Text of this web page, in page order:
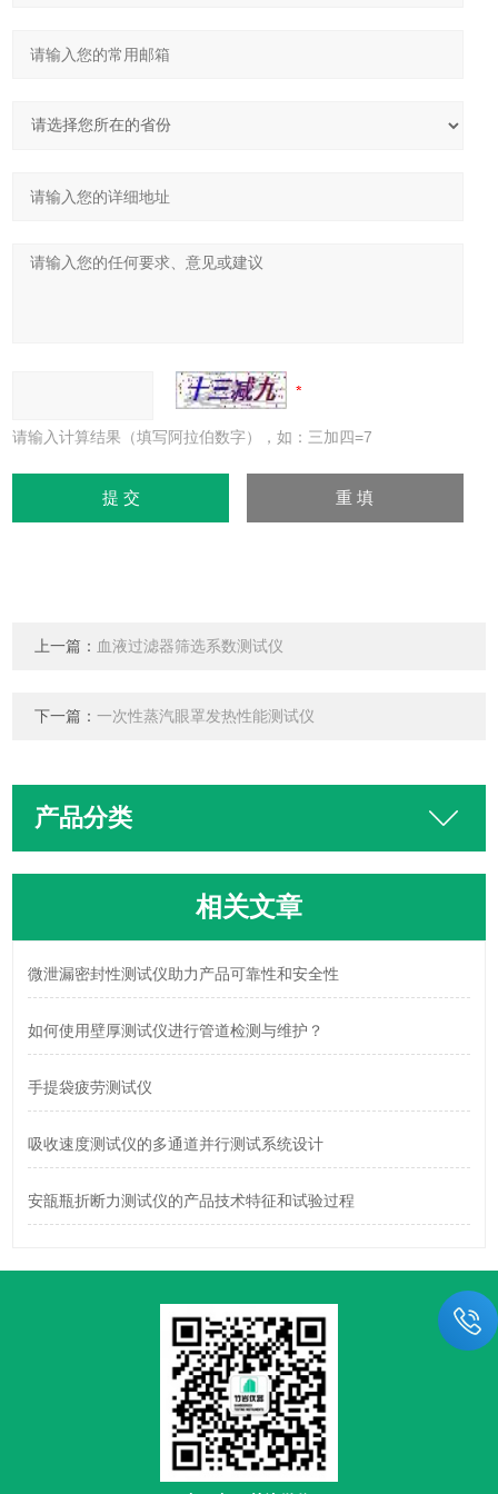
请输入计算结果（填写阿拉伯数字），如：三加四=7
上一篇： 血液过滤器筛选系数测试仪
下一篇：一次性蒸汽眼罩发热性能测试仪
产品分类
相关文章
微泄漏密封性测试仪助力产品可靠性和安全性
如何使用壁厚测试仪进行管道检测与维护？
手提袋疲劳测试仪
吸收速度测试仪的多通道并行测试系统设计
安瓿瓶折断力测试仪的产品技术特征和试验过程